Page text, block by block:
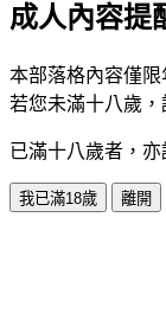
成人內容提
本部落格內容僅限
若您未滿十八歲，
已滿十八歲者，
我已滿18歲 離開